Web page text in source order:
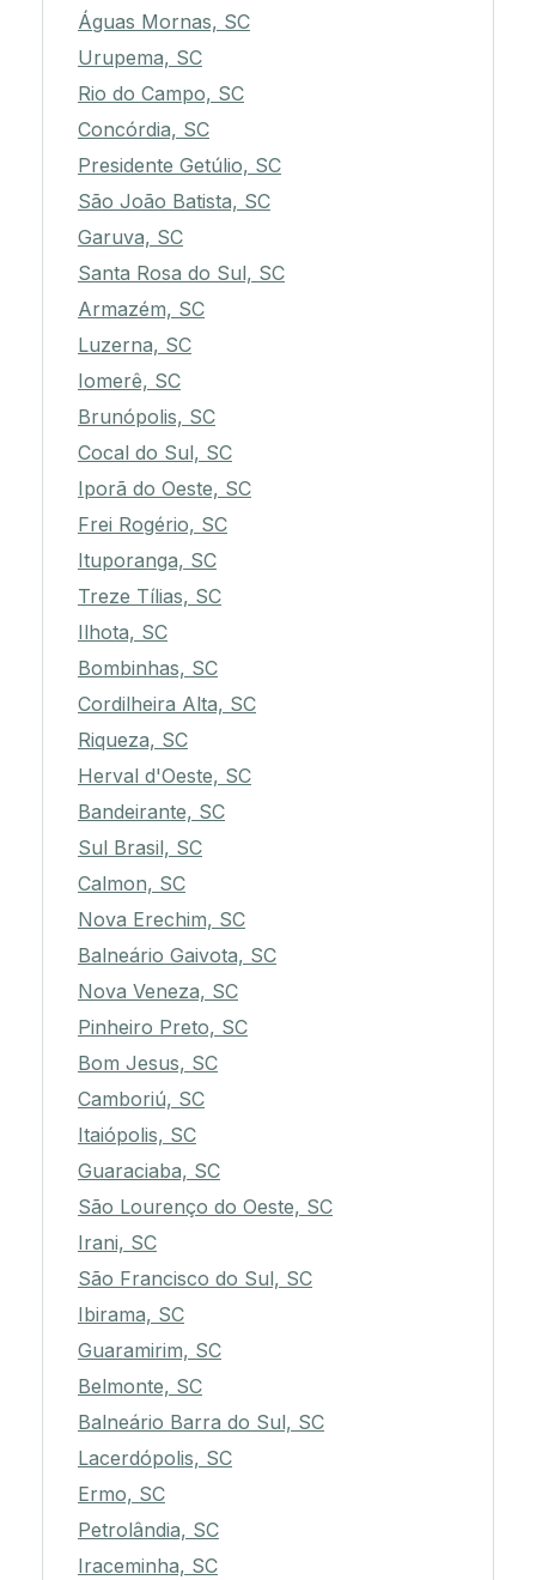
Águas Mornas, SC
Urupema, SC
Rio do Campo, SC
Concórdia, SC
Presidente Getúlio, SC
São João Batista, SC
Garuva, SC
Santa Rosa do Sul, SC
Armazém, SC
Luzerna, SC
Iomerê, SC
Brunópolis, SC
Cocal do Sul, SC
Iporã do Oeste, SC
Frei Rogério, SC
Ituporanga, SC
Treze Tílias, SC
Ilhota, SC
Bombinhas, SC
Cordilheira Alta, SC
Riqueza, SC
Herval d'Oeste, SC
Bandeirante, SC
Sul Brasil, SC
Calmon, SC
Nova Erechim, SC
Balneário Gaivota, SC
Nova Veneza, SC
Pinheiro Preto, SC
Bom Jesus, SC
Camboriú, SC
Itaiópolis, SC
Guaraciaba, SC
São Lourenço do Oeste, SC
Irani, SC
São Francisco do Sul, SC
Ibirama, SC
Guaramirim, SC
Belmonte, SC
Balneário Barra do Sul, SC
Lacerdópolis, SC
Ermo, SC
Petrolândia, SC
Iraceminha, SC